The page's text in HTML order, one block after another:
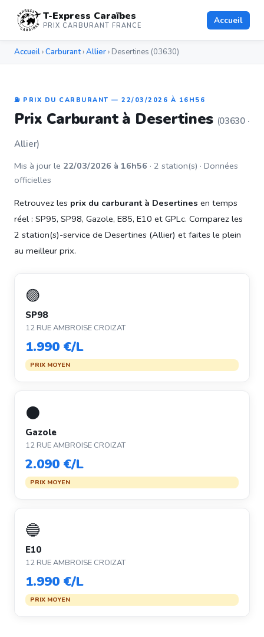
T-Express Caraïbes
PRIX CARBURANT FRANCE Accueil
Accueil ›Carburant›Allier › Desertines (03630)
⛽ PRIX DU CARBURANT — 22/03/2026 À 16H56
Prix Carburant à Desertines (03630 ·
Allier)
Mis à jour le 22/03/2026 à 16h56 · 2 station(s) · Données
officielles
Retrouvez les prix du carburant à Desertines en temps
réel : SP95, SP98, Gazole, E85, E10 et GPLc. Comparez les
2 station(s)-service de Desertines (Allier) et faites le plein
au meilleur prix.
🟣
SP98
12 RUE AMBROISE CROIZAT
1.990 €/L
PRIX MOYEN
⚫
Gazole
12 RUE AMBROISE CROIZAT
2.090 €/L
PRIX MOYEN
🔵
E10
12 RUE AMBROISE CROIZAT
1.990 €/L
PRIX MOYEN